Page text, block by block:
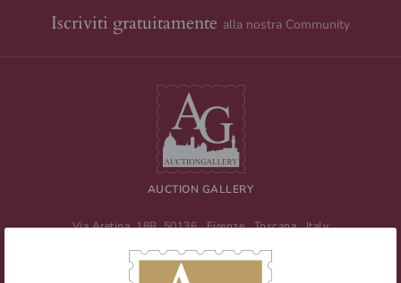
Iscriviti gratuitamente alla nostra Community
AUCTION GALLERY
Via Aretina, 18R 50136 Firenze,Toscana,Italy
E-mail:info@auctiongallery.it
Partita IVA: